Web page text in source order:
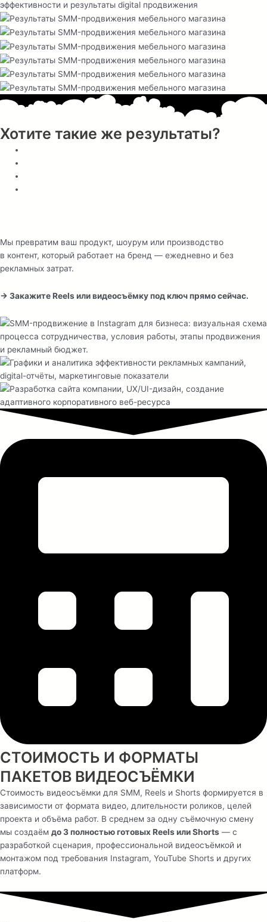
Хотите такие же результаты?
Мы превратим ваш продукт, шоурум или производство
в контент, который работает на бренд — ежедневно и без
рекламных затрат.
→ Закажите Reels или видеосъёмку под ключ прямо сейчас.
СТОИМОСТЬ И ФОРМАТЫ
ПАКЕТОВ ВИДЕОСЪЁМКИ
Стоимость видеосъёмки для SMM, Reels и Shorts формируется в
зависимости от формата видео, длительности роликов, целей
проекта и объёма работ. В среднем за одну съёмочную смену
мы создаём до 3 полностью готовых Reels или Shorts — с
разработкой сценария, профессиональной видеосъёмкой и
монтажом под требования Instagram, YouTube Shorts и других
платформ.